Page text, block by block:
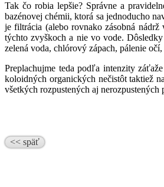
Tak čo robia lepšie? Správne a
bazénovej chémii, ktorá sa jednoducho
je filtrácia (alebo rovnako zásobná
týchto zvyškoch a nie vo vode.
zelená voda, chlórový zápach, pálenie
Preplachujme teda podľa intenzity
koloidných organických nečistôt taktiež
všetkých rozpustených aj nerozpustených
<< späť